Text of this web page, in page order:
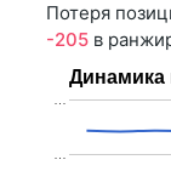
Потеря
-205 в
Динамика
…
…